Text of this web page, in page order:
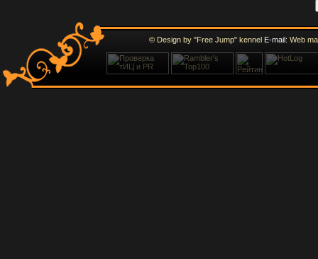
© Design by "Free Jump" kennelE-mail: Web